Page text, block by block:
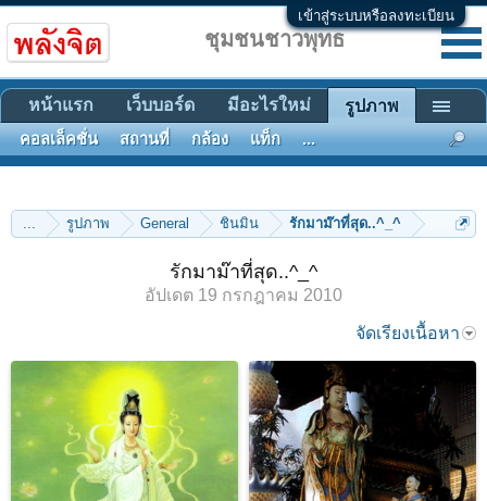
เข้าสู่ระบบหรือลงทะเบียน
... รูปภาพ General ชินมิน รักมาม๊าที่สุด..^_^
รักมาม๊าที่สุด..^_^
อัปเดต 19 กรกฎาคม 2010
จัดเรียงเนื้อหา
ชุมชนชาวพุทธ
หน้าแรก เว็บบอร์ด มีอะไรใหม่ รูปภาพ
คอลเล็คชั่น สถานที่ กล้อง แท็ก ...